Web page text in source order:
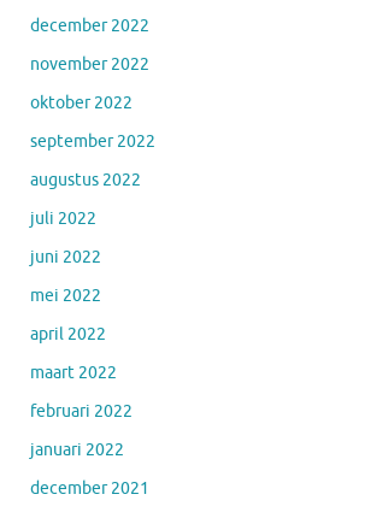
december 2022
november 2022
oktober 2022
september 2022
augustus 2022
juli 2022
juni 2022
mei 2022
april 2022
maart 2022
februari 2022
januari 2022
december 2021